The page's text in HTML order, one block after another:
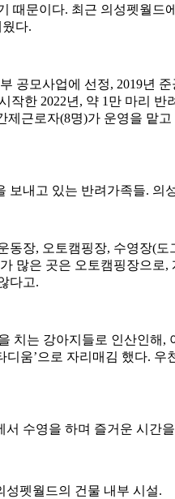
때문이다. 최근 의성펫월드
다.
공모사업에 선정, 2019년
작한 2022년, 약 1만 마리
제근로자(8명)가 운영을 맡고
보내고 있는 반려가족들. 의
동장, 오토캠핑장, 수영장(
많은 곳은 오토캠핑장으로
다고.
치는 강아지들로 인산인
디움’으로 자리매김 했다.
수영을 하며 즐거운 시간
성펫월드의 건물 내부 시설.